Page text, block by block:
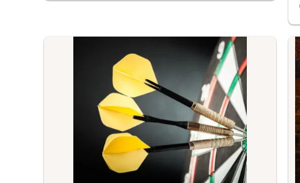
体調の悪い方やコロナウイルスの症状がある方はご参加はご遠慮いただい
ご参加には自己責任になります。多数の場合によって近所の店舗に変わる
当日のキャンセルにより比率が偏る場合もございます。
比率は調整されていません。少人数になります。最低遂行人数２対２ 中
止の場合には１時間前にお知らせになります。
当日お申し込みが多数のためおよび当日のキャンセルにより、比率や人数
は様々になる場合もございます。
ご返金などは致しておりません。ご理解の上ご参加をお願い致します。比
率や人数など開示しておりません。